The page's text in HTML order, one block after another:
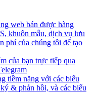
web bán được hàng
khuôn mẫu, dịch vụ lưu
phí của chúng tôi để tạo
của bạn trực tiếp qua
tiềm năng với các biểu
& phản hồi, và các biểu